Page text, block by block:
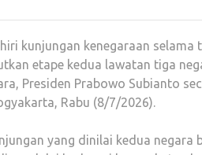
kunjungan kenegaraan selama
etape kedua lawatan tiga
Presiden Prabowo Subianto
Rabu (8/7/2026).
yang dinilai kedua negara